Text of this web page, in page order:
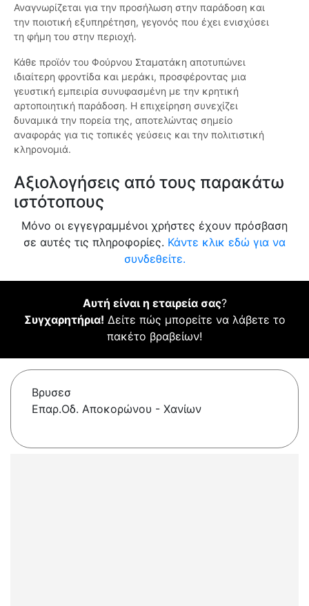
Αναγνωρίζεται για την προσήλωση στην παράδοση και
την ποιοτική εξυπηρέτηση, γεγονός που έχει ενισχύσει
τη φήμη του στην περιοχή.
Κάθε προϊόν του Φούρνου Σταματάκη αποτυπώνει
ιδιαίτερη φροντίδα και μεράκι, προσφέροντας μια
γευστική εμπειρία συνυφασμένη με την κρητική
αρτοποιητική παράδοση. Η επιχείρηση συνεχίζει
δυναμικά την πορεία της, αποτελώντας σημείο
αναφοράς για τις τοπικές γεύσεις και την πολιτιστική
κληρονομιά.
Αξιολογήσεις από τους παρακάτω
ιστότοπους
Μόνο οι εγγεγραμμένοι χρήστες έχουν πρόσβαση
σε αυτές τις πληροφορίες. Κάντε κλικ εδώ για να
συνδεθείτε.
Αυτή είναι η εταιρεία σας?
Συγχαρητήρια! Δείτε πώς μπορείτε να λάβετε το
πακέτο βραβείων!
Βρυσεσ
Επαρ.Οδ. Αποκορώνου - Χανίων